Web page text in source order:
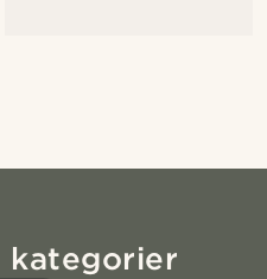
kategorier